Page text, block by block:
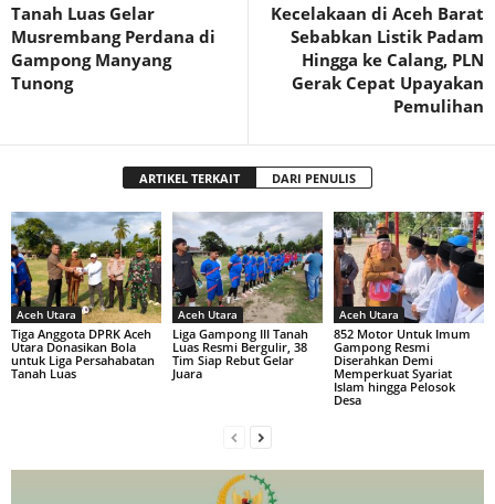
Tanah Luas Gelar
Musrembang Perdana di
Gampong Manyang
Tunong
Kecelakaan di Aceh Barat
Sebabkan Listik Padam
Hingga ke Calang, PLN
Gerak Cepat Upayakan
Pemulihan
ARTIKEL TERKAIT DARI PENULIS
Aceh Utara
Tiga Anggota DPRK Aceh
Utara Donasikan Bola
untuk Liga Persahabatan
Tanah Luas
Aceh Utara
Liga Gampong III Tanah
Luas Resmi Bergulir, 38
Tim Siap Rebut Gelar
Juara
Aceh Utara
852 Motor Untuk Imum
Gampong Resmi
Diserahkan Demi
Memperkuat Syariat
Islam hingga Pelosok
Desa